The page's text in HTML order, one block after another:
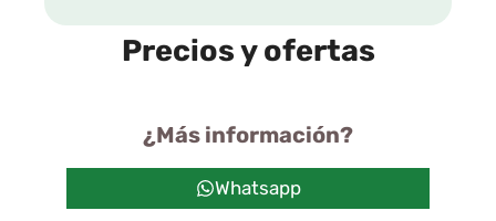
Precios y ofertas
¿Más información?
Whatsapp